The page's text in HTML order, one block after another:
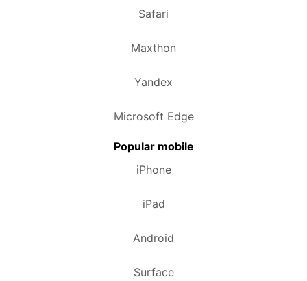
Safari
Maxthon
Yandex
Microsoft Edge
Popular mobile
iPhone
iPad
Android
Surface